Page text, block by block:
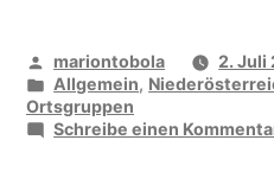
Veröffentlicht
von
mariontobola
2. Juli
Veröffentlicht
unter
Allgemein,
Ortsgruppen
Schreibe einen